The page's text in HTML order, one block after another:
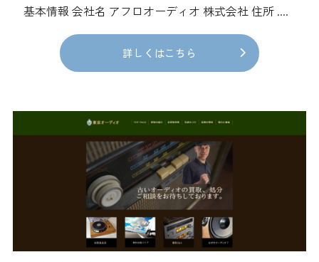
基本情報 会社名 アフロオーディオ 株式会社 住所 ....
詳しくはこちら